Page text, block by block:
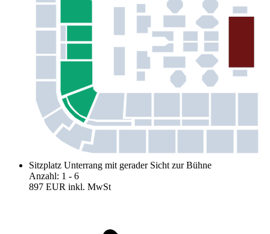
Sitzplatz Unterrang mit gerader Sicht zur Bühne
Anzahl: 1 - 6
897 EUR inkl. MwSt